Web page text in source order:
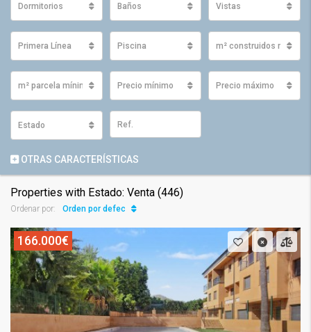
Dormitorios Baños Vistas
Primera Línea Piscina m² construidos
m² parcela mínimos Precio mínimo Precio máximo
Estado
OTRAS CARACTERÍSTICAS
Properties with Estado: Venta (446)
Ordenar por: Orden por defecto
166.000€